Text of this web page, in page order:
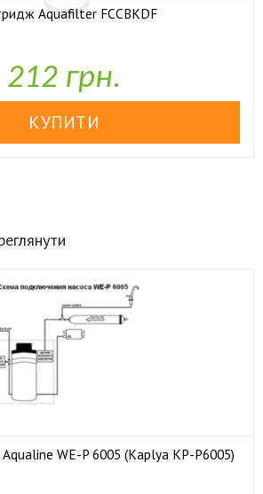
Aquafilter FCCBKDF
212 грн.
WE-P 6005 (Kaplya KP-P6005)